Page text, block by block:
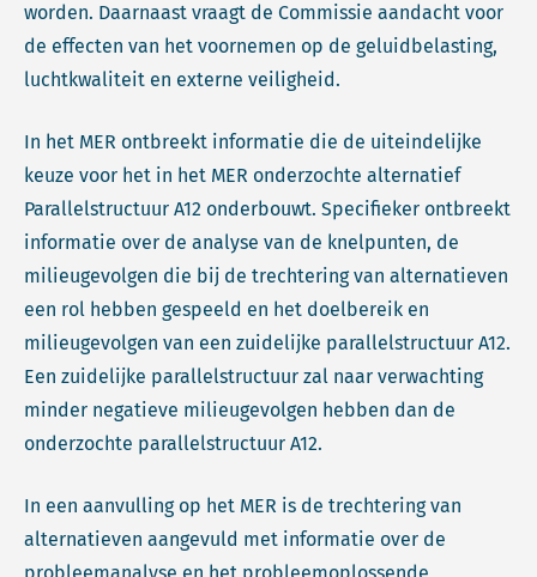
worden. Daarnaast vraagt de Commissie aandacht voor
de effecten van het voornemen op de geluidbelasting,
luchtkwaliteit en externe veiligheid.
In het MER ontbreekt informatie die de uiteindelijke
keuze voor het in het MER onderzochte alternatief
Parallelstructuur A12 onderbouwt. Specifieker ontbreekt
informatie over de analyse van de knelpunten, de
milieugevolgen die bij de trechtering van alternatieven
een rol hebben gespeeld en het doelbereik en
milieugevolgen van een zuidelijke parallelstructuur A12.
Een zuidelijke parallelstructuur zal naar verwachting
minder negatieve milieugevolgen hebben dan de
onderzochte parallelstructuur A12.
In een aanvulling op het MER is de trechtering van
alternatieven aangevuld met informatie over de